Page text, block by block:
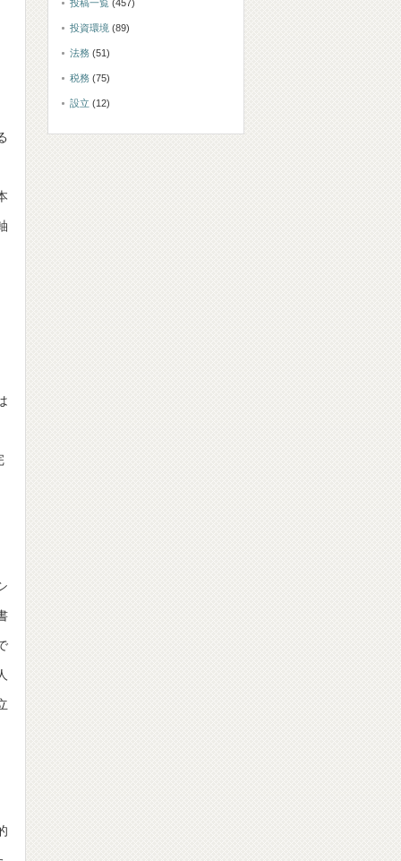
投稿一覧 (457)
投資環境 (89)
法務 (51)
税務 (75)
設立 (12)